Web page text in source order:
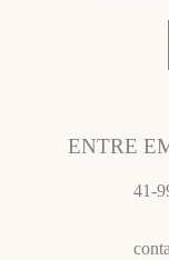
ENTRE
41-